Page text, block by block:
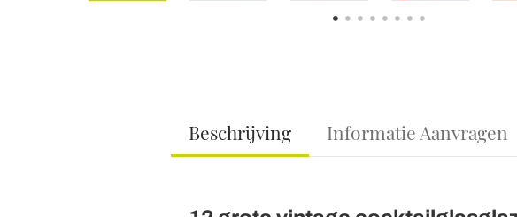
Beschrijving Informatie Aanvragen